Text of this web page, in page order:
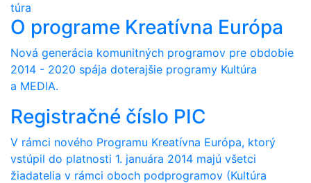
túra
O programe Kreatívna Európa
Nová generácia komunitných programov pre obdobie
2014 - 2020 spája doterajšie programy Kultúra
a MEDIA.
Registračné číslo PIC
V rámci nového Programu Kreatívna Európa, ktorý
vstúpil do platnosti 1. januára 2014 majú všetci
žiadatelia v rámci oboch podprogramov (Kultúra